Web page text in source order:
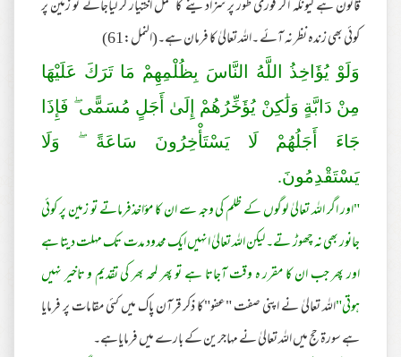
قانون ہے کیونکہ اگر فوری طور پر سزادینے کا عمل اختیار کر لیاجائے تو زمین پر
کوئی بھی زندہ نظر نہ آئے ۔اللہ تعالیٰ کا فرمان ہے۔(النمل:61)
وَلَوْ يُؤَاخِذُ اللَّهُ النَّاسَ بِظُلْمِهِمْ مَا تَرَكَ عَلَيْهَا
مِنْ دَابَّةٍ وَلَٰكِنْ يُؤَخِّرُهُمْ إِلَىٰ أَجَلٍ مُسَمًّى ۖ فَإِذَا
جَاءَ أَجَلُهُمْ لَا يَسْتَأْخِرُونَ سَاعَةً ۖ وَلَا
يَسْتَقْدِمُونَ.
"اور اگر اللہ تعالیٰ لوگوں کے ظلم کی وجہ سے ان کا مؤاخذفرماتے تو زمین پر کوئی
جانور بھی نہ چھوڑ تے۔ لیکن اللہ تعالیٰ انہیں ایک محدود مدت تک مہلت دیتا ہے
اور پھر جب ان کا مقرر ہ وقت آجاتا ہے تو پھر لمحہ بھر کی تقدیم و تاخیر نہیں
ہوتی"اللہ تعالیٰ نے اپنی صفت "عفو"کا ذکر قرآن پاک میں کئی مقامات پر فرمایا
ہے سورۃ حج میں اللہ تعالیٰ نے مہاجرین کے بارے میں فرمایاہے۔